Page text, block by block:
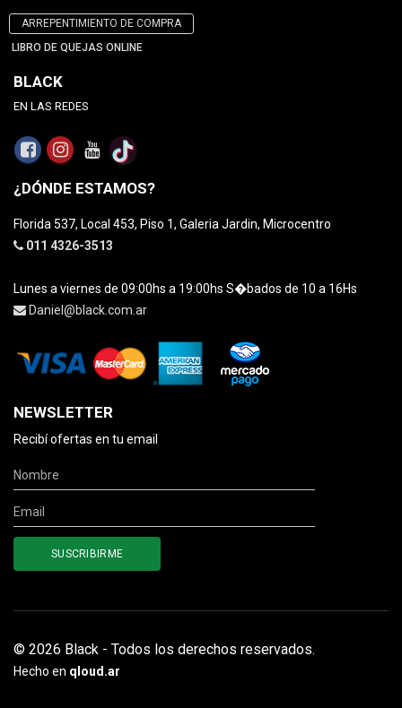
ARREPENTIMIENTO DE COMPRA
LIBRO DE QUEJAS ONLINE
BLACK
EN LAS REDES
¿DÓNDE ESTAMOS?
Florida 537, Local 453, Piso 1, Galeria Jardin, Microcentro
011 4326-3513
Lunes a viernes de 09:00hs a 19:00hs S�bados de 10 a 16Hs
Daniel@black.com.ar
NEWSLETTER
Recibí ofertas en tu email
© 2026 Black - Todos los derechos reservados.
Hecho en qloud.ar